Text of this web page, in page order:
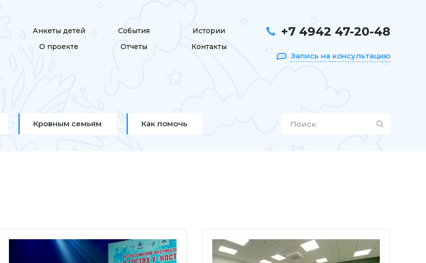
Анкеты детей События
Истории
О проекте
Отчеты Контакты
+7 4942 47-20-48
Запись на консультацию
Кровным семьям Как помочь